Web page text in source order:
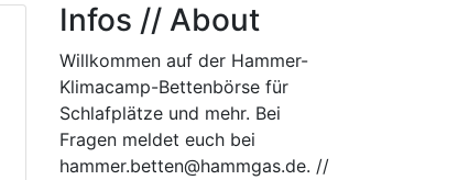
Infos // About
Willkommen auf der Hammer-
Klimacamp-Bettenbörse für
Schlafplätze und mehr. Bei
Fragen meldet euch bei
hammer.betten@hammgas.de. //